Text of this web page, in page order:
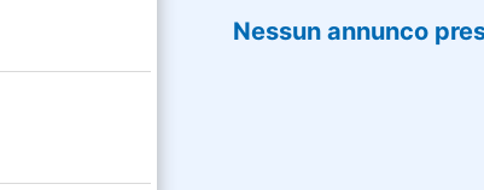
Nessun annunco